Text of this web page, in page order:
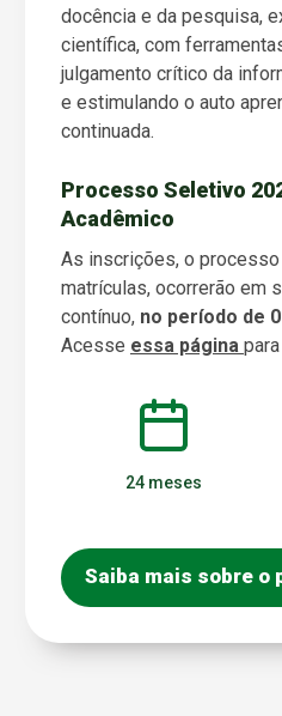
docência e da pesquisa,
científica, com
julgamento crítico da
e estimulando o auto
continuada.
Processo Seletivo
Acadêmico
As inscrições, o
matrículas, ocorrerão em
contínuo, no período de
Acesse essa página
24 meses
Saiba mais sobre o